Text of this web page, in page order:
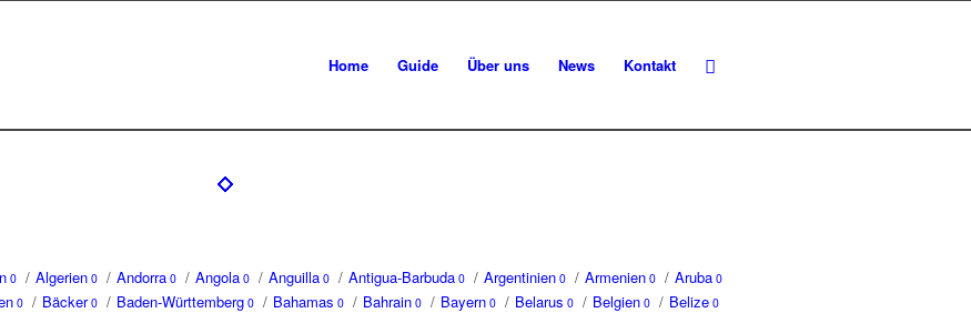
Home Guide Über uns News Kontakt
0 / Algerien 0 / Andorra 0 / Angola 0 / Anguilla 0 / Antigua-Barbuda 0 / Argentinien 0 / Armenien 0 / Aruba 0
0 / Bäcker0 / Baden-Württemberg 0 / Bahamas 0 / Bahrain 0 / Bayern 0 / Belarus 0 / Belgien 0 / Belize 0